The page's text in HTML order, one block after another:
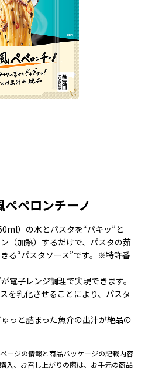
ペロンチーノ
）の水とパスタを“パキッ”と
（加熱）するだけで、パスタの茹
る“パスタソース”です。※特許番
電子レンジ調理で実現できます。
を乳化させることにより、パスタ
っと詰まった魚介の出汁が絶品の
ージの情報と商品パッケージの記載内容
入、お召し上がりの際は、お手元の商品